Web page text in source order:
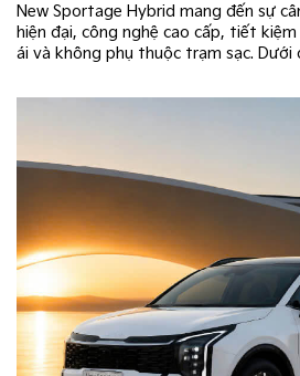
New Sportage Hybrid mang đến sự
hiện đại, công nghệ cao cấp, tiết kiệm
ái và không phụ thuộc trạm sạc. Dưới
trong phân khúc C-SUV.